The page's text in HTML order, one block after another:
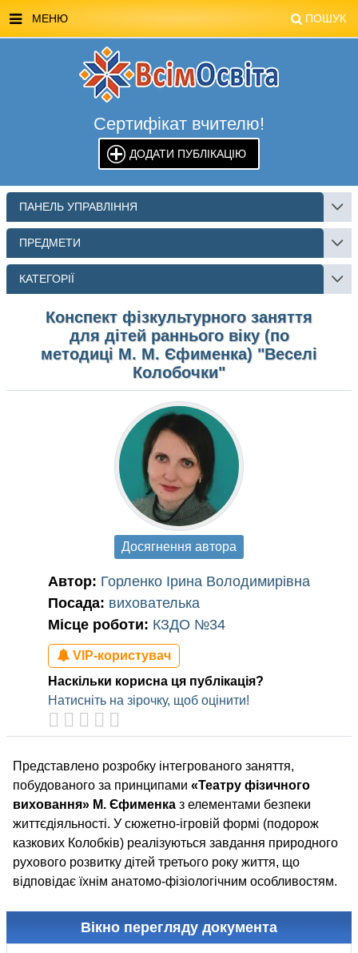
МЕНЮ ПОШУК
МАГАЗИН ВСІМОСВІТА
СТЕНДИ ВСІМОСВІТА
РЕКЛАМА НА САЙТІ
КОНТАКТИ
ПОШУК
Сертифікат вчителю!
ДОДАТИ ПУБЛІКАЦІЮ
ПАНЕЛЬ УПРАВЛІННЯ
ПРЕДМЕТИ
КАТЕГОРІЇ
Конспект фізкультурного заняття
для дітей раннього віку (по
методиці М. М. Єфименка) "Веселі
Колобочки"
Автор: Горленко Ірина Володимирівна
Посада: вихователька
Місце роботи: КЗДО №34
VIP-користувач
Наскільки корисна ця публікація?
Натисніть на зірочку, щоб оцінити!
Досягнення автора
Представлено розробку інтегрованого заняття,
побудованого за принципами «Театру фізичного
виховання» М. Єфименка з елементами безпеки
життєдіяльності. У сюжетно-ігровій формі (подорож
казкових Колобків) реалізуються завдання природного
рухового розвитку дітей третього року життя, що
відповідає їхнім анатомо-фізіологічним особливостям.
Вікно перегляду документа